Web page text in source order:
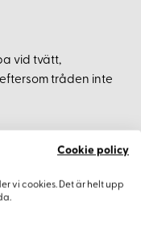
vid tvätt,
tråden inte
Cookie policy
vi cookies. Det är helt upp